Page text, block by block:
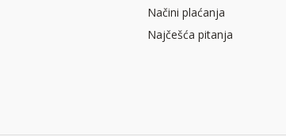
Načini plaćanja
Najčešća pitanja